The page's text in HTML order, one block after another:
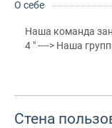
О себе
Наша команда
4 " ----> Наша
Стена